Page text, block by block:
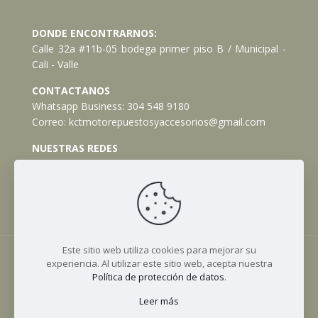
DONDE ENCONTRARNOS:
Calle 32a #11b-05 bodega primer piso B / Municipal -
Cali - Valle
CONTACTANOS
Whatsapp Business: 304 548 9180
Correo: kctmotorepuestosyaccesorios@gmail.com
NUESTRAS REDES
Facebook
© 2023 KCT Moto Repuestos y Accesorios. Todos los
Derechos Reservados. || Implementado por
Este sitio web utiliza cookies para mejorar su
experiencia. Al utilizar este sitio web, acepta nuestra
Política de protección de datos.
Leer más